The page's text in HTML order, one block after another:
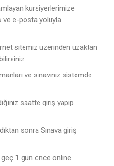
kursiyerlerimize
ve e-posta yoluyla
sitemiz üzerinden uzaktan
ve sınavınız sistemde
saatte giriş yapıp
sonra Sınava giriş
1 gün önce online